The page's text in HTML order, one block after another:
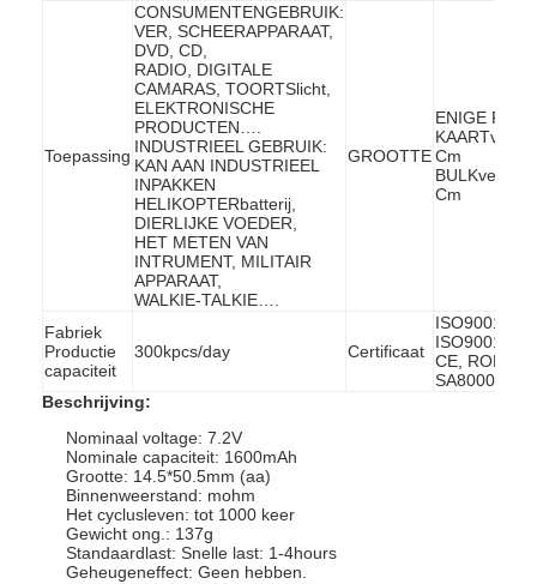
Toepassing
CONSUMENTENGEBRUIK:
VER, SCHEERAPPARAAT,
DVD, CD,
RADIO, DIGITALE
CAMARAS, TOORTSlicht,
ELEKTRONISCHE
PRODUCTEN….
INDUSTRIEEL GEBRUIK:
KAN AAN INDUSTRIEEL
INPAKKEN
HELIKOPTERbatterij,
DIERLIJKE VOEDER,
HET METEN VAN
INTRUMENT, MILITAIR
APPARAAT,
WALKIE-TALKIE….
GROOTTE
ENIGE PC:
Cm
Cm
Fabriek
Productie
capaciteit
300kpcs/day Certificaat
ISO9001:
ISO9001:
CE, ROHS,
SA8000
Beschrijving:
Nominaal voltage: 7.2V
Nominale capaciteit: 1600mAh
Grootte: 14.5*50.5mm (aa)
Binnenweerstand: mohm
Het cyclusleven: tot 1000 keer
Gewicht ong.: 137g
Standaardlast: Snelle last: 1-4hours
Geheugeneffect: Geen hebben.